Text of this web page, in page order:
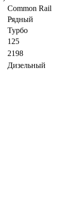
Common Rail
Рядный
Турбо
125
2198
Дизельный